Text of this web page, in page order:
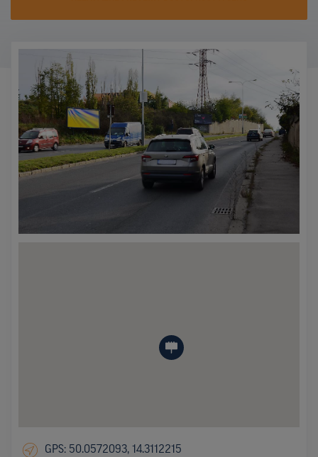
GPS: 50.0572093, 14.3112215